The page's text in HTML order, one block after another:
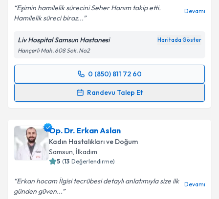
Eşimin hamilelik sürecini Seher Hanım takip etti.
Hamilelik süreci biraz...
Devamı
Liv Hospital Samsun Hastanesi Haritada Göster
Hançerli Mah. 608 Sok. No2
0 (850) 811 72 60
Randevu Talep Et
Randevu Takvimi Talebi
takvim hazırlandığında e-posta ile bilgilendireceğiz.
E-posta Adresiniz
Op. Dr. Erkan Aslan
Kadın Hastalıkları ve Doğum
Samsun, İlkadım
5 (13 Değerlendirme)
Erkan hocam İlgisi tecrübesi detaylı anlatımıyla size ilk
günden güven...
Devamı